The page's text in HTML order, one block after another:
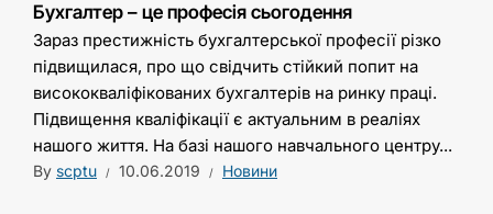
Бухгалтер – це професія сьогодення
Зараз престижність бухгалтерської професії різко
підвищилася, про що свідчить стійкий попит на
висококваліфікованих бухгалтерів на ринку праці.
Підвищення кваліфікації є актуальним в реаліях
нашого життя. На базі нашого навчального центру...
By scptu 10.06.2019 Новини